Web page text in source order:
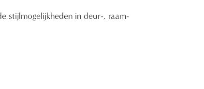
stijlmogelijkheden in deur-, raam-